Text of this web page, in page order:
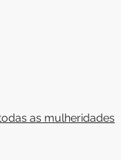
as mulheridades